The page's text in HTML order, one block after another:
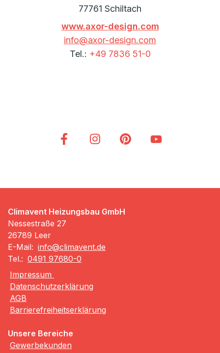
77761 Schiltach
www.axor-design.com
info@axor-design.com
Tel.: +49 7836 51-0
Climavent Heizungsbau GmbH
Nessestraße 27
26789 Leer
E-Mail: info@climavent.de
Tel.: 0491 97680-0
Impressum
Datenschutzerklärung
AGB
Barrierefreiheitserklärung
Unsere Bereiche
Gewerbekunden